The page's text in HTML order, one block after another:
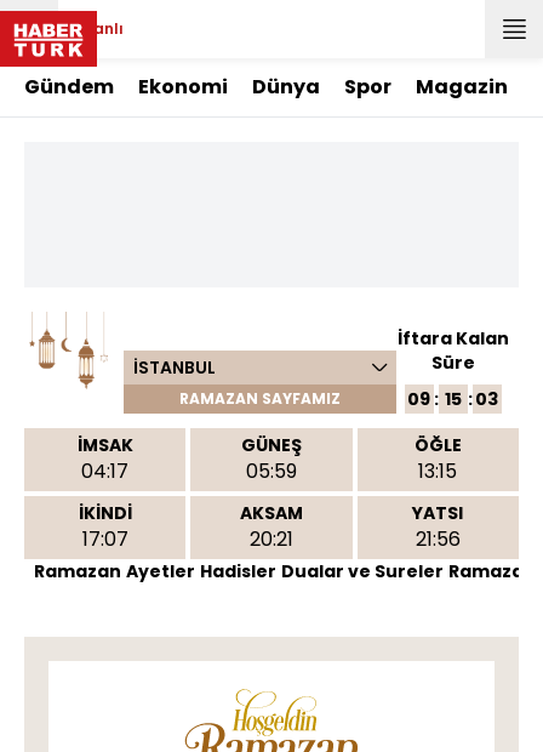
Canlı
Gündem Ekonomi Dünya Spor Magazin
İMSAK
04:17
GÜNEŞ
05:59
ÖĞLE
13:15
İKİNDİ
17:07
AKSAM
20:21
YATSI
21:56
Ramazan Ayetler Hadisler Dualar ve Sureler
İSTANBUL
RAMAZAN SAYFAMIZ
İftara Kalan
Süre
09 : 15 :03